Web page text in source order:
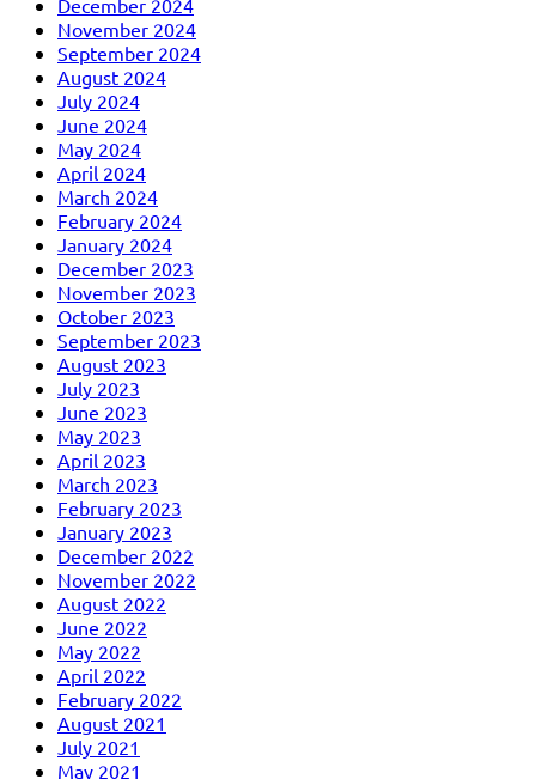
December 2024
November 2024
September 2024
August 2024
July 2024
June 2024
May 2024
April 2024
March 2024
February 2024
January 2024
December 2023
November 2023
October 2023
September 2023
August 2023
July 2023
June 2023
May 2023
April 2023
March 2023
February 2023
January 2023
December 2022
November 2022
August 2022
June 2022
May 2022
April 2022
February 2022
August 2021
July 2021
May 2021